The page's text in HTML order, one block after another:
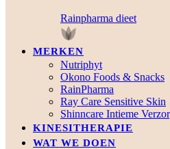
Rainpharma dieet
MERKEN
Nutriphyt
Okono Foods & Snacks
RainPharma
Ray Care Sensitive Skin
Shinncare Intieme
KINESITHERAPIE
WAT WE DOEN